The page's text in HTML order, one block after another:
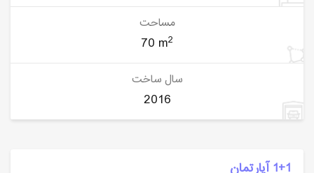
مساحت
70 m2
سال ساخت
2016